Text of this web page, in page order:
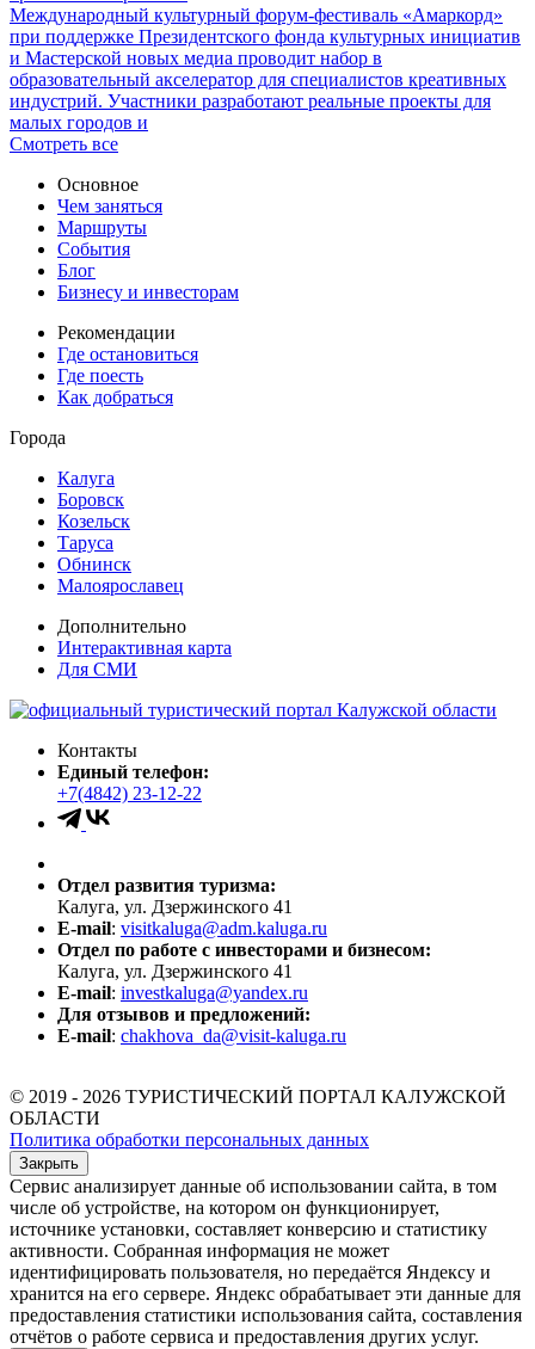
Международный культурный форум-фестиваль «Амаркорд»
при поддержке Президентского фонда культурных инициатив
и Мастерской новых медиа проводит набор в
образовательный акселератор для специалистов креативных
индустрий. Участники разработают реальные проекты для
малых городов и
Смотреть все
Основное
Чем заняться
Маршруты
События
Блог
Бизнесу и инвесторам
Рекомендации
Где остановиться
Где поесть
Как добраться
Города
Калуга
Боровск
Козельск
Таруса
Обнинск
Малоярославец
Дополнительно
Интерактивная карта
Для СМИ
Контакты
Единый телефон:
+7(4842) 23-12-22
Отдел развития туризма:
Калуга, ул. Дзержинского 41
E-mail: visitkaluga@adm.kaluga.ru
Отдел по работе с инвесторами и бизнесом:
Калуга, ул. Дзержинского 41
E-mail: investkaluga@yandex.ru
Для отзывов и предложений:
E-mail: chakhova_da@visit-kaluga.ru
© 2019 - 2026 ТУРИСТИЧЕСКИЙ ПОРТАЛ КАЛУЖСКОЙ
ОБЛАСТИ
Политика обработки персональных данных
Закрыть
Сервис анализирует данные об использовании сайта, в том
числе об устройстве, на котором он функционирует,
источнике установки, составляет конверсию и статистику
активности. Собранная информация не может
идентифицировать пользователя, но передаётся Яндексу и
хранится на его сервере. Яндекс обрабатывает эти данные для
предоставления статистики использования сайта, составления
отчётов о работе сервиса и предоставления других услуг.